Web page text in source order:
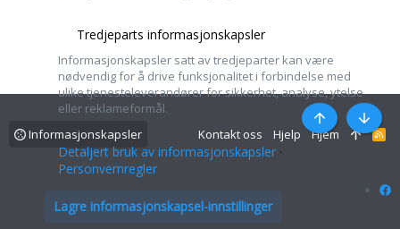
Informasjonskapsler Kontakt oss Hjelp Hjem
R
Topp Bunn
Tredjeparts informasjonskapsler
Informasjonskapsler satt av tredjeparter kan være
nødvendig for å drive funksjonalitet i forbindelse med
ulike tjenesteleverandører for sikkerhet, analyse, ytelse
eller reklameformål.
Detaljert bruk av informasjonskapsler
Personvernregler
Lagre informasjonskapsel-innstillinger